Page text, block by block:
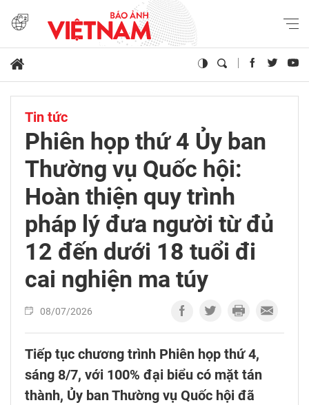
Tin tức
Phiên họp thứ 4 Ủy ban
Thường vụ Quốc hội:
Hoàn thiện quy trình
pháp lý đưa người từ đủ
12 đến dưới 18 tuổi đi
cai nghiện ma túy
08/07/2026
Tiếp tục chương trình Phiên họp thứ 4,
sáng 8/7, với 100% đại biểu có mặt tán
thành, Ủy ban Thường vụ Quốc hội đã